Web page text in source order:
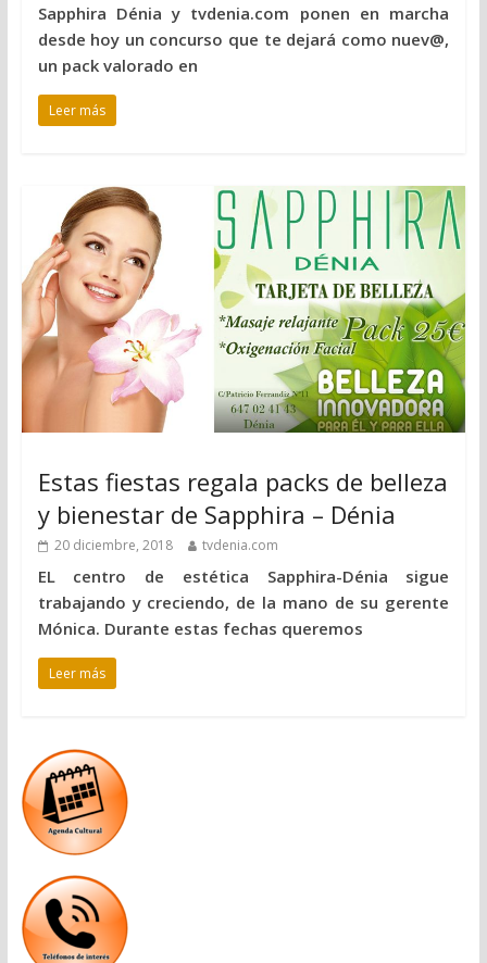
Sapphira Dénia y tvdenia.com ponen en marcha
desde hoy un concurso que te dejará como nuev@,
un pack valorado en
Leer más
Estas fiestas regala packs de belleza
y bienestar de Sapphira – Dénia
20 diciembre, 2018 tvdenia.com
EL centro de estética Sapphira-Dénia sigue
trabajando y creciendo, de la mano de su gerente
Mónica. Durante estas fechas queremos
Leer más